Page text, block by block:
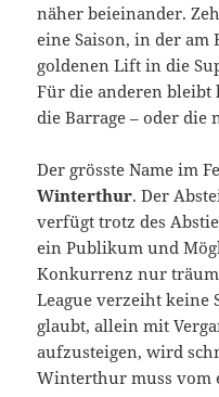
näher beieinander.
eine Saison, in der
goldenen Lift in die
Für die anderen
die Barrage – oder die
Der grösste Name im
Winterthur. Der
verfügt trotz des
ein Publikum und
Konkurrenz nur
League verzeiht keine
glaubt, allein mit
aufzusteigen, wird
Winterthur muss vom